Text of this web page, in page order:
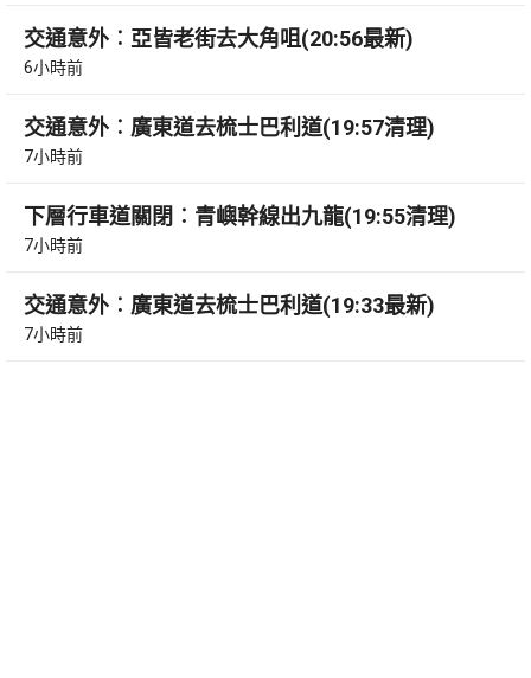
交通意外︰亞皆老街去大角咀(20:56最新)
6小時前
交通意外︰廣東道去梳士巴利道(19:57清理)
7小時前
下層行車道關閉︰青嶼幹線出九龍(19:55清理)
7小時前
交通意外︰廣東道去梳士巴利道(19:33最新)
7小時前